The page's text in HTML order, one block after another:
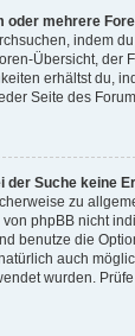
oder mehrere
indem
Übersicht, der
erhältst du,
Seite des
der Suche keine
zu
phpBB nicht
benutze die
auch
wurden.